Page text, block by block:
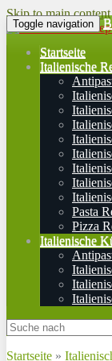
Skip to main content
Toggle navigation
Startseite
Italienische
Pasta
Pizza
Italienische
Startseite »